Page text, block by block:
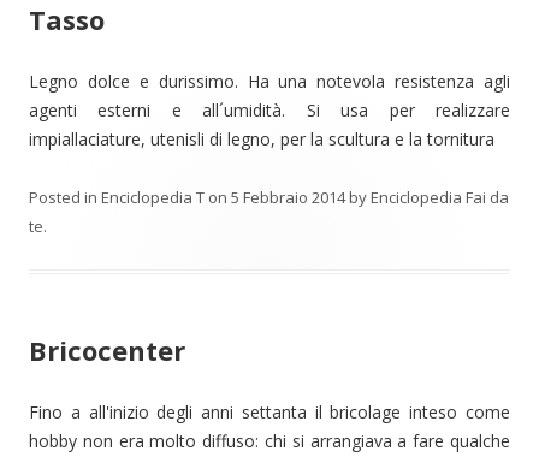
Tasso
Legno dolce e durissimo. Ha una notevola resistenza agli
agenti esterni e all´umidità. Si usa per realizzare
impiallaciature, utenisli di legno, per la scultura e la tornitura
Posted in Enciclopedia T on 5 Febbraio 2014byEnciclopedia Fai da
te.
Bricocenter
Fino a all'inizio degli anni settanta il bricolage inteso come
hobby non era molto diffuso: chi si arrangiava a fare qualche